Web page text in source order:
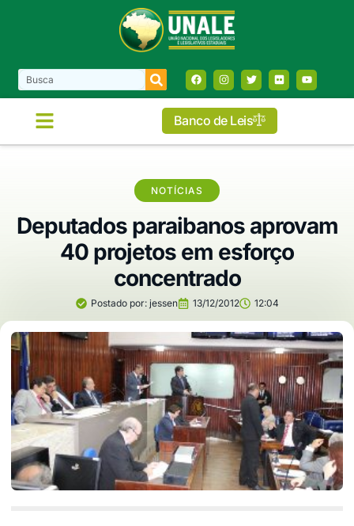
Banco de Leis
NOTÍCIAS
Deputados paraibanos aprovam
40 projetos em esforço
concentrado
Postado por:jessen 13/12/2012 12:04